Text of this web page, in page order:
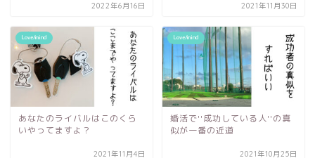
2022年6月16日 2021年11月30日
Love/mind
あなたのライバルはこのくら
いやってますよ？
2021年11月4日
Love/mind
婚活で''成功している人''の真
似が一番の近道
2021年10月25日